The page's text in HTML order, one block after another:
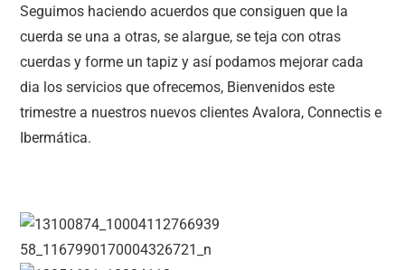
Seguimos haciendo acuerdos que consiguen que la
cuerda se una a otras, se alargue, se teja con otras
cuerdas y forme un tapiz y así podamos mejorar cada
dia los servicios que ofrecemos, Bienvenidos este
trimestre a nuestros nuevos clientes Avalora, Connectis e
Ibermática.